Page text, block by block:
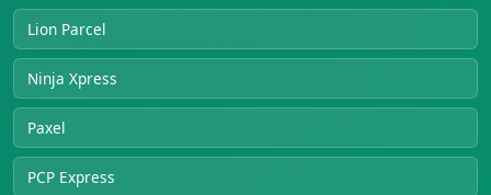
Lion Parcel
Ninja Xpress
Paxel
PCP Express